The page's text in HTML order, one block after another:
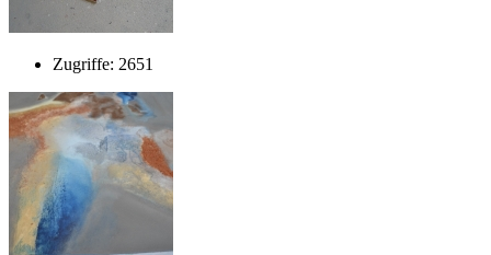
Zugriffe: 2651